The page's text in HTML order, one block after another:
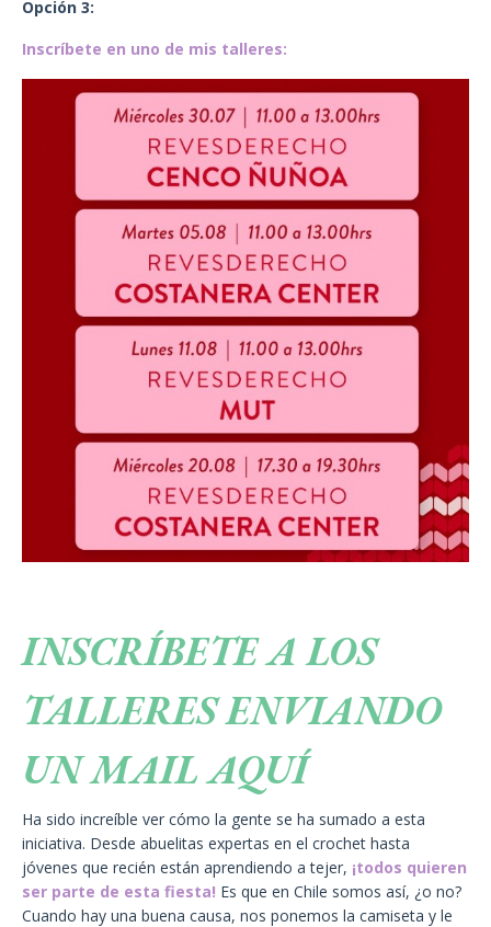
Opción 3:
Inscríbete en uno de mis talleres:
INSCRÍBETE A LOS
TALLERES ENVIANDO
UN MAIL AQUÍ
Ha sido increíble ver cómo la gente se ha sumado a esta
iniciativa. Desde abuelitas expertas en el crochet hasta
jóvenes que recién están aprendiendo a tejer, ¡todos quieren
ser parte de esta fiesta! Es que en Chile somos así, ¿o no?
Cuando hay una buena causa, nos ponemos la camiseta y le